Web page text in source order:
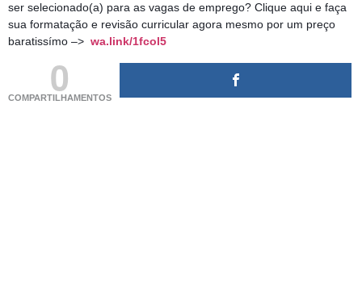
ser selecionado(a) para as vagas de emprego? Clique aqui e faça
sua formatação e revisão curricular agora mesmo por um preço
baratissímo –> wa.link/1fcol5
0
COMPARTILHAMENTOS